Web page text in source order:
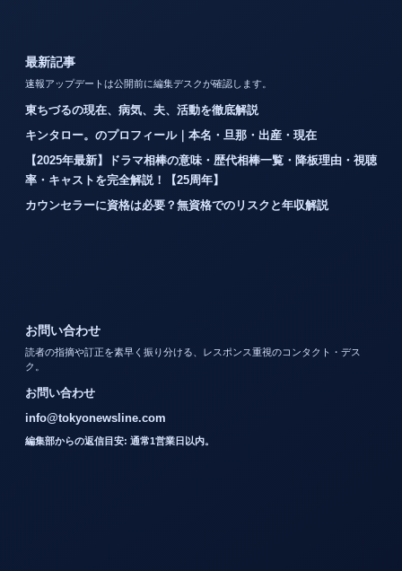
最新記事
速報アップデートは公開前に編集デスクが確認します。
東ちづるの現在、病気、夫、活動を徹底解説
キンタロー。のプロフィール｜本名・旦那・出産・現在
【2025年最新】ドラマ相棒の意味・歴代相棒一覧・降板理由・視聴
率・キャストを完全解説！【25周年】
カウンセラーに資格は必要？無資格でのリスクと年収解説
お問い合わせ
読者の指摘や訂正を素早く振り分ける、レスポンス重視のコンタクト・デス
ク。
お問い合わせ
info@tokyonewsline.com
編集部からの返信目安: 通常1営業日以内。